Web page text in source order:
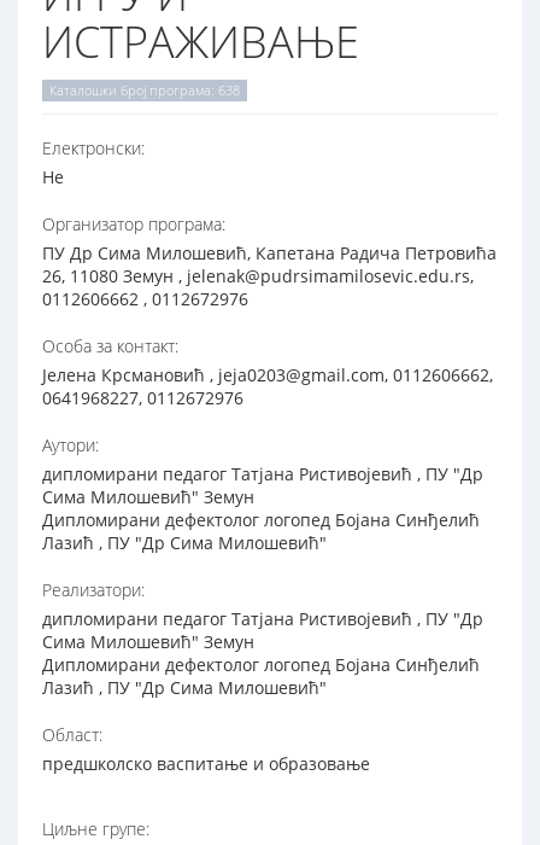
ИСТРАЖИВАЊЕ
Каталошки број програма: 638
Електронски:
Не
Организатор програма:
ПУ Др Сима Милошевић, Капетана Радича Петровића
26, 11080 Земун , jelenak@pudrsimamilosevic.edu.rs,
0112606662 , 0112672976
Особа за контакт:
Јелена Крсмановић , jeja0203@gmail.com, 0112606662,
0641968227, 0112672976
Аутори:
дипломирани педагог Татјана Ристивојевић , ПУ "Др
Сима Милошевић" Земун
Дипломирани дефектолог логопед Бојана Синђелић
Лазић , ПУ "Др Сима Милошевић"
Реализатори:
дипломирани педагог Татјана Ристивојевић , ПУ "Др
Сима Милошевић" Земун
Дипломирани дефектолог логопед Бојана Синђелић
Лазић , ПУ "Др Сима Милошевић"
Област:
предшколско васпитање и образовање
Циљне групе: